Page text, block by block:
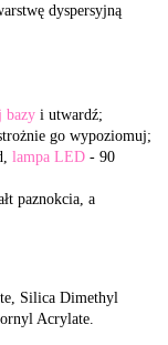
dyspersyjną
bazy i utwardź;
go wypoziomuj;
lampa LED - 90
paznokcia, a
Silica Dimethyl
Acrylate.